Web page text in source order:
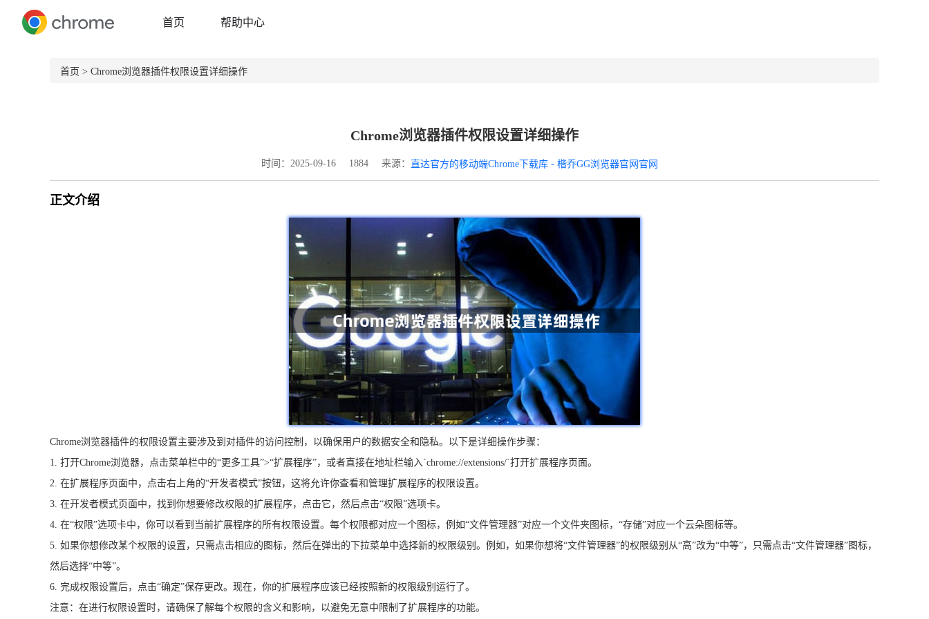
首页 帮助中心
首页 > Chrome浏览器插件权限设置详细操作
Chrome浏览器插件权限设置详细操作
时间：2025-09-16 1884 来源： 直达官方的移动端Chrome下载库 - 楷乔GG浏览器官网官网
正文介绍
Chrome浏览器插件的权限设置主要涉及到对插件的访问控制，以确保用户的数据安全和隐私。以下是详细操作步骤：
1. 打开Chrome浏览器，点击菜单栏中的“更多工具”>“扩展程序”，或者直接在地址栏输入`chrome://extensions/`打开扩展程序页面。
2. 在扩展程序页面中，点击右上角的“开发者模式”按钮，这将允许你查看和管理扩展程序的权限设置。
3. 在开发者模式页面中，找到你想要修改权限的扩展程序，点击它，然后点击“权限”选项卡。
4. 在“权限”选项卡中，你可以看到当前扩展程序的所有权限设置。每个权限都对应一个图标，例如“文件管理器”对应一个文件夹图标，“存储”对应一个云朵图标等。
5. 如果你想修改某个权限的设置，只需点击相应的图标，然后在弹出的下拉菜单中选择新的权限级别。例如，如果你想将“文件管理器”的权限级别从“高”改为“中等”，只需点击“文件管理器”图标，
然后选择“中等”。
6. 完成权限设置后，点击“确定”保存更改。现在，你的扩展程序应该已经按照新的权限级别运行了。
注意：在进行权限设置时，请确保了解每个权限的含义和影响，以避免无意中限制了扩展程序的功能。